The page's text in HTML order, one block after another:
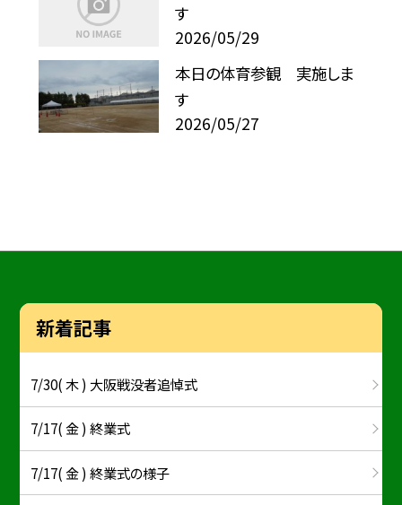
す
2026/05/29
本日の体育参観 実施しま
す
2026/05/27
新着記事
7/30( 木 ) 大阪戦没者追悼式
7/17( 金 ) 終業式
7/17( 金 ) 終業式の様子